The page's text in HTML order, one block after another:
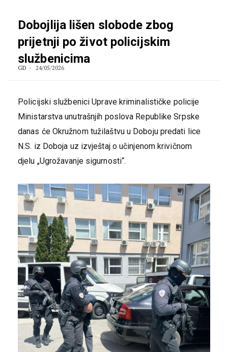
Dobojlija lišen slobode zbog
prijetnji po život policijskim
službenicima
GD 24/05/2026
Policijski službenici Uprave kriminalističke policije
Ministarstva unutrašnjih poslova Republike Srpske
danas će Okružnom tužilaštvu u Doboju predati lice
N.S. iz Doboja uz izvještaj o učinjenom krivičnom
djelu „Ugrožavanje sigurnosti“.